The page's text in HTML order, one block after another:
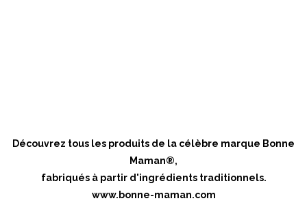
Découvrez tous les produits de la célèbre marque Bonne
Maman®,
fabriqués à partir d'ingrédients traditionnels.
www.bonne-maman.com